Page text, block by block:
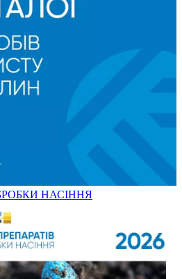
НАСІННЯ